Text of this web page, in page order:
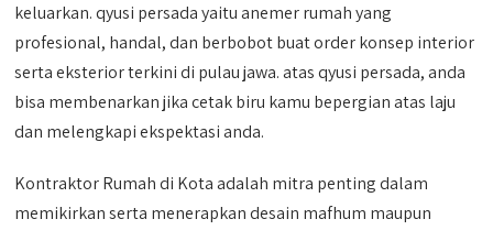
keluarkan. qyusi persada yaitu anemer rumah yang
profesional, handal, dan berbobot buat order konsep interior
serta eksterior terkini di pulau jawa. atas qyusi persada, anda
bisa membenarkan jika cetak biru kamu bepergian atas laju
dan melengkapi ekspektasi anda.
Kontraktor Rumah di Kota adalah mitra penting dalam
memikirkan serta menerapkan desain mafhum maupun